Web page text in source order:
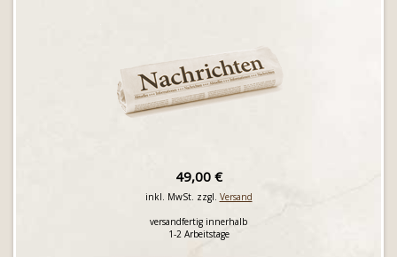
49,00 €
inkl. MwSt. zzgl. Versand
versandfertig innerhalb
1-2 Arbeitstage